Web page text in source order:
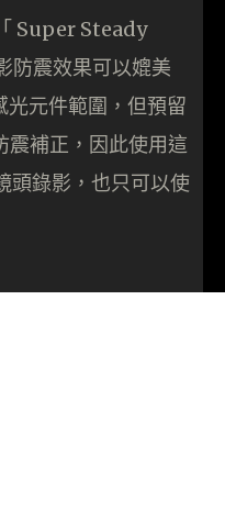
Super Steady
防震效果可以媲美
元件範圍，但預留
補正，因此使用這
頭錄影，也只可以使